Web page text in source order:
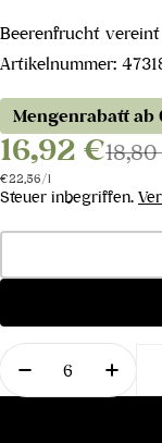
Beerenfrucht
Artikelnummer:
Mengenrabatt ab
16,92 €
Stückpreis
€22,56/pro
l
Steuer inbegriffen.
Menge
Menge für